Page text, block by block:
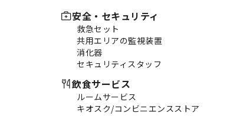
安全・セキュリティ
救急セット
共用エリアの監視装置
消化器
セキュリティスタッフ
飲食サービス
ルームサービス
キオスク/コンビニエンスストア